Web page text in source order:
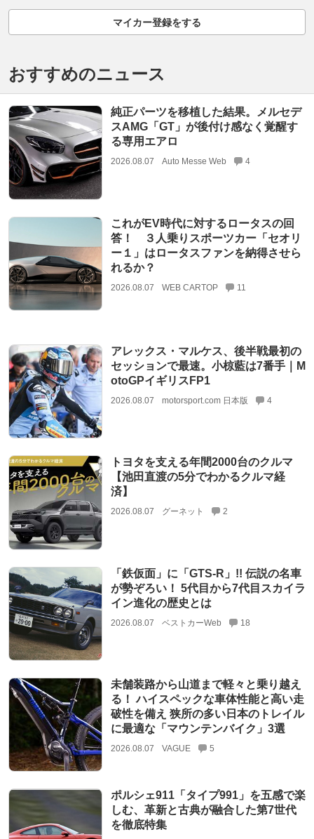
マイカー登録をする
おすすめのニュース
純正パーツを移植した結果。メルセデ
スAMG「GT」が後付け感なく覚醒す
る専用エアロ
2026.08.07 Auto Messe Web 4
これがEV時代に対するロータスの回
答！ ３人乗りスポーツカー「セオリ
ー１」はロータスファンを納得させら
れるか？
2026.08.07 WEB CARTOP 11
アレックス・マルケス、後半戦最初の
セッションで最速。小椋藍は7番手｜M
otoGPイギリスFP1
2026.08.07 motorsport.com 日本版 4
トヨタを支える年間2000台のクルマ
【池田直渡の5分でわかるクルマ経
済】
2026.08.07 グーネット 2
「鉄仮面」に「GTS-R」!! 伝説の名車
が勢ぞろい！ 5代目から7代目スカイラ
イン進化の歴史とは
2026.08.07 ベストカーWeb 18
未舗装路から山道まで軽々と乗り越え
る！ ハイスペックな車体性能と高い走
破性を備え 狭所の多い日本のトレイル
に最適な「マウンテンバイク」3選
2026.08.07 VAGUE 5
ポルシェ911「タイプ991」を五感で楽
しむ、革新と古典が融合した第7世代
を徹底特集